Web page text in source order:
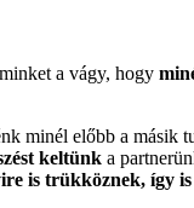
a vágy, hogy
minél előbb a másik
keltünk a
is trükköznek, így